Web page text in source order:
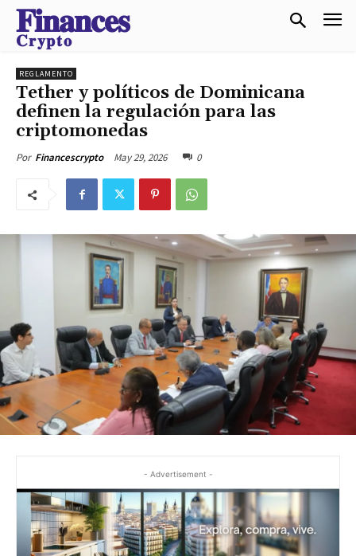
𝐅𝐢𝐧𝐚𝐧𝐜𝐞𝐬
𝐂𝐫𝐲𝐩𝐭𝐨
REGLAMENTO
Tether y políticos de Dominicana
definen la regulación para las
criptomonedas
Por Financescrypto May 29, 2026 0
- Advertisement -